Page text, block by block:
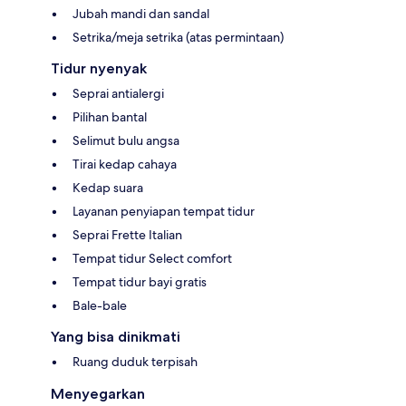
Jubah mandi dan sandal
Setrika/meja setrika (atas permintaan)
Tidur nyenyak
Seprai antialergi
Pilihan bantal
Selimut bulu angsa
Tirai kedap cahaya
Kedap suara
Layanan penyiapan tempat tidur
Seprai Frette Italian
Tempat tidur Select comfort
Tempat tidur bayi gratis
Bale-bale
Yang bisa dinikmati
Ruang duduk terpisah
Menyegarkan